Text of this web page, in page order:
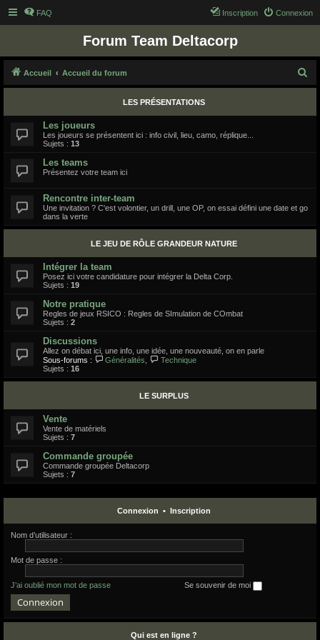
FAQ Connexion
Inscription
Forum Team Deltacorp
Accueil Accueil du forum
e
r
LES PRÉSENTATIONS
Les joueurs
Les joueurs se présentent ici : info civil, lieu, camo, réplique...
Sujets : 13
Les teams
Présentez votre team ici
Rencontre inter-team
Une invitation ? C'est volontier, un drill, une OP, on essai défini une date et go
dans la verte
LE JEU DE RÔLE GRANDEUR NATURE
Intégrer la team
Posez ici votre candidature pour intégrer la Delta Corp.
Sujets : 19
Notre pratique
Regles de jeux RSICO : Regles de SImulation de COmbat
Sujets : 2
Discussions
Allez on débat ici, une info, une idée, une nouveauté, on en parle
Sous-forums :
Généralités
Technique
Sujets : 16
LE SURPLUS
Vente
Vente de matériels
Sujets : 7
Commande groupée
Commande groupée Deltacorp
Sujets : 7
Connexion • Inscription
Nom d’utilisateur :
Mot de passe :
J’ai oublié mon mot de passe Se souvenir de moi
Qui est en ligne ?